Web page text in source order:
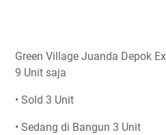
Green Village Juanda Depok
9 Unit saja
• Sold 3 Unit
• Sedang di Bangun 3 Unit